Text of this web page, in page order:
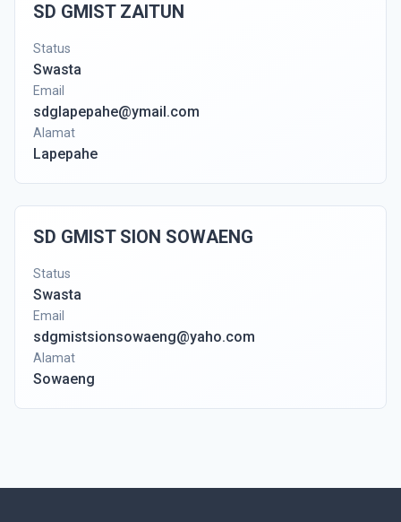
SD GMIST ZAITUN
Status
Swasta
Email
sdglapepahe@ymail.com
Alamat
Lapepahe
SD GMIST SION SOWAENG
Status
Swasta
Email
sdgmistsionsowaeng@yaho.com
Alamat
Sowaeng